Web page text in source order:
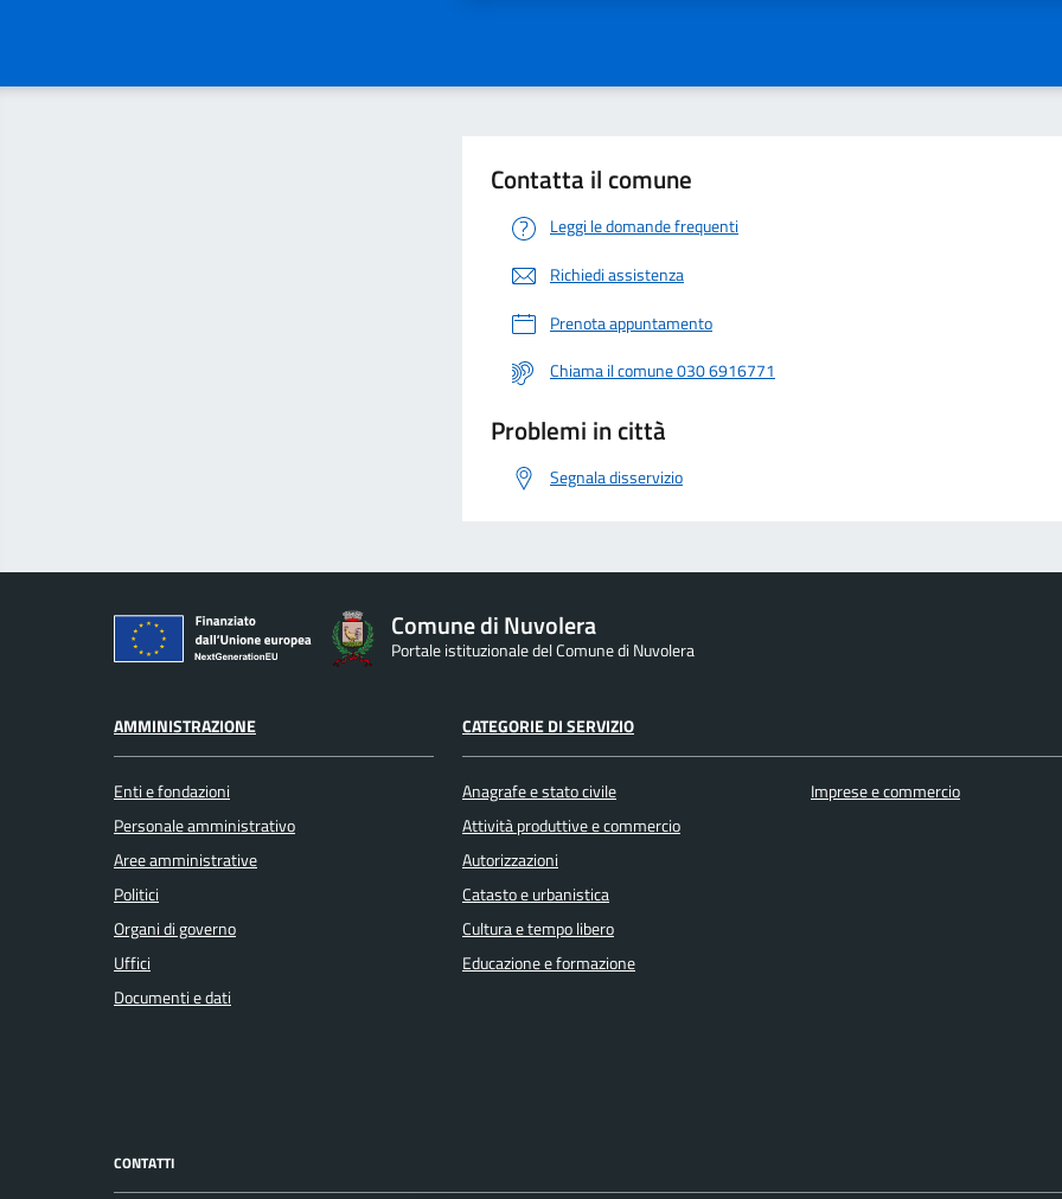
Contatta il comune
Leggi le domande frequenti
Richiedi assistenza
Prenota appuntamento
Chiama il comune 030 6916771
Problemi in città
Segnala disservizio
Comune di Nuvolera
Portale istituzionale del Comune di Nuvolera
AMMINISTRAZIONE
Enti e fondazioni
Personale amministrativo
Aree amministrative
Politici
Organi di governo
Uffici
Documenti e dati
CATEGORIE DI SERVIZIO
Anagrafe e stato civile
Attività produttive e commercio
Autorizzazioni
Catasto e urbanistica
Cultura e tempo libero
Educazione e formazione
Imprese e commercio
CONTATTI